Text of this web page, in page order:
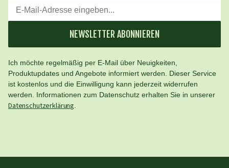
NEWSLETTER ABONNIEREN
Ich möchte regelmäßig per E-Mail über Neuigkeiten,
Produktupdates und Angebote informiert werden. Dieser Service
ist kostenlos und die Einwilligung kann jederzeit widerrufen
werden. Informationen zum Datenschutz erhalten Sie in unserer
Datenschutzerklärung